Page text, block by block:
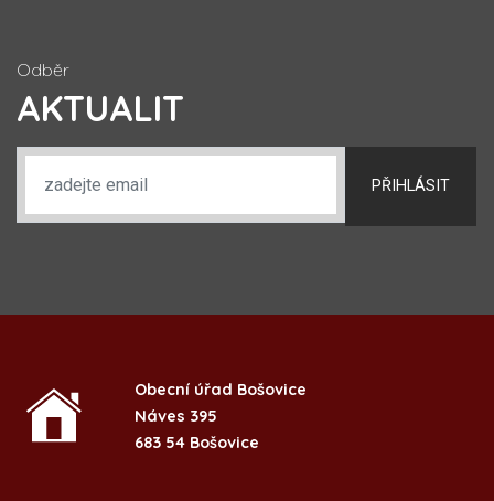
Odběr
AKTUALIT
PŘIHLÁSIT
Obecní úřad Bošovice
Náves 395
683 54 Bošovice